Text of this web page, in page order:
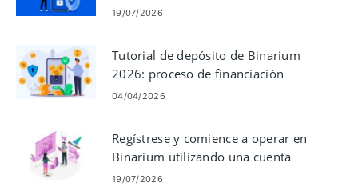
procesamiento y consejos
19/07/2026
Tutorial de depósito de Binarium
2026: proceso de financiación
rápido y sencillo
04/04/2026
Regístrese y comience a operar en
Binarium utilizando una cuenta
demo
19/07/2026